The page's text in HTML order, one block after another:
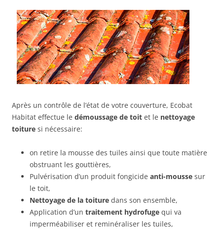
Après un contrôle de l’état de votre couverture, Ecobat
Habitat effectue le démoussage de toit et le nettoyage
toiture si nécessaire:
on retire la mousse des tuiles ainsi que toute matière
obstruant les gouttières,
Pulvérisation d’un produit fongicide anti-mousse sur
le toit,
Nettoyage de la toiture dans son ensemble,
Application d’un traitement hydrofuge qui va
imperméabiliser et reminéraliser les tuiles,